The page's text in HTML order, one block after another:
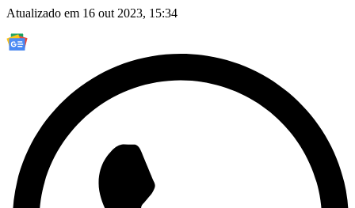
Atualizado em 16 out 2023, 15:34